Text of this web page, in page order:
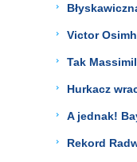
Victor
Tak
Hurkacz
A jednak!
Rekord